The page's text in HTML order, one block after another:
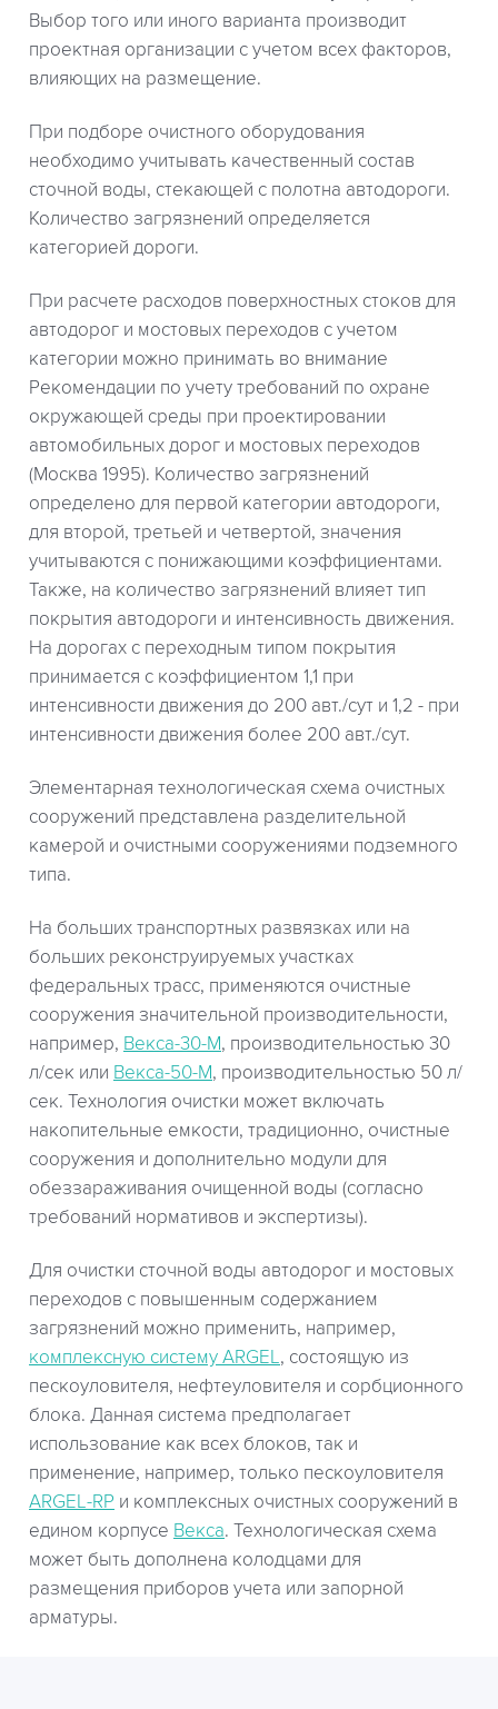
Выбор того или иного варианта производит
проектная организации с учетом всех факторов,
влияющих на размещение.
При подборе очистного оборудования
необходимо учитывать качественный состав
сточной воды, стекающей с полотна автодороги.
Количество загрязнений определяется
категорией дороги.
При расчете расходов поверхностных стоков для
автодорог и мостовых переходов с учетом
категории можно принимать во внимание
Рекомендации по учету требований по охране
окружающей среды при проектировании
автомобильных дорог и мостовых переходов
(Москва 1995). Количество загрязнений
определено для первой категории автодороги,
для второй, третьей и четвертой, значения
учитываются с понижающими коэффициентами.
Также, на количество загрязнений влияет тип
покрытия автодороги и интенсивность движения.
На дорогах с переходным типом покрытия
принимается с коэффициентом 1,1 при
интенсивности движения до 200 авт./сут и 1,2 - при
интенсивности движения более 200 авт./сут.
Элементарная технологическая схема очистных
сооружений представлена разделительной
камерой и очистными сооружениями подземного
типа.
На больших транспортных развязках или на
больших реконструируемых участках
федеральных трасс, применяются очистные
сооружения значительной производительности,
например, Векса-30-М, производительностью 30
л/сек или Векса-50-М, производительностью 50 л/
сек. Технология очистки может включать
накопительные емкости, традиционно, очистные
сооружения и дополнительно модули для
обеззараживания очищенной воды (согласно
требований нормативов и экспертизы).
Для очистки сточной воды автодорог и мостовых
переходов с повышенным содержанием
загрязнений можно применить, например,
комплексную систему ARGEL, состоящую из
пескоуловителя, нефтеуловителя и сорбционного
блока. Данная система предполагает
использование как всех блоков, так и
применение, например, только пескоуловителя
ARGEL-RP и комплексных очистных сооружений в
едином корпусе Векса. Технологическая схема
может быть дополнена колодцами для
размещения приборов учета или запорной
арматуры.